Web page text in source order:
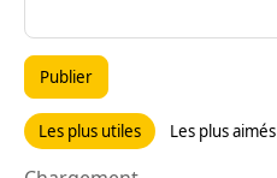
Publier
Les plus utiles Les plus aimés